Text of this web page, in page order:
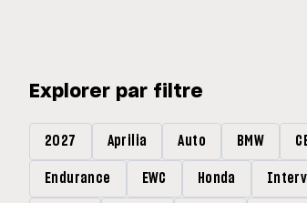
Explorer par filtre
2027 Aprilia Auto BMW
Endurance EWC Honda